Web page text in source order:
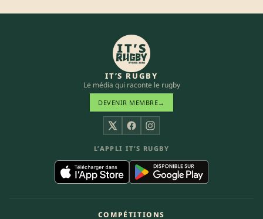
IT’S RUGBY
Le média qui raconte le rugby
DEVENIR MEMBRE→
X FacebookInstagram
L’APPLI IT’S RUGBY
COMPÉTITIONS